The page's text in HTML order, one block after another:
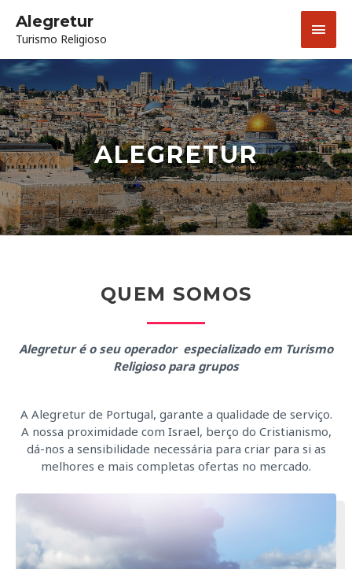
content
Alegretur
Turismo Religioso
Main
ALEGRETUR
QUEM SOMOS
Alegretur é o seu operador especializado em Turismo
Religioso para grupos
A Alegretur de Portugal, garante a qualidade de serviço.
A nossa proximidade com Israel, berço do Cristianismo,
dá-nos a sensibilidade necessária para criar para si as
melhores e mais completas ofertas no mercado.